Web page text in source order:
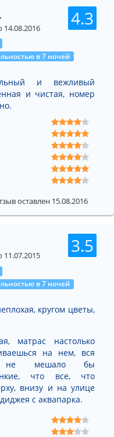
4.3
14.08.2016
в 7 ночей
и вежливый
и чистая, номер
оставлен 15.08.2016
3.5
11.07.2015
в 7 ночей
кругом цветы,
матрас настолько
на нем, вся
не мешало бы
что все, что
внизу и на улице
с аквапарка.